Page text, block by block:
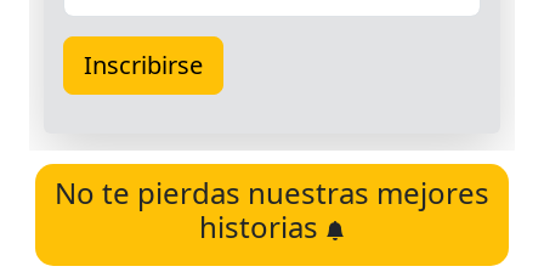
No te pierdas nuestras mejores
historias